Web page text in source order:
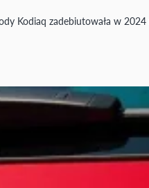
Kodiaq zadebiutowała w